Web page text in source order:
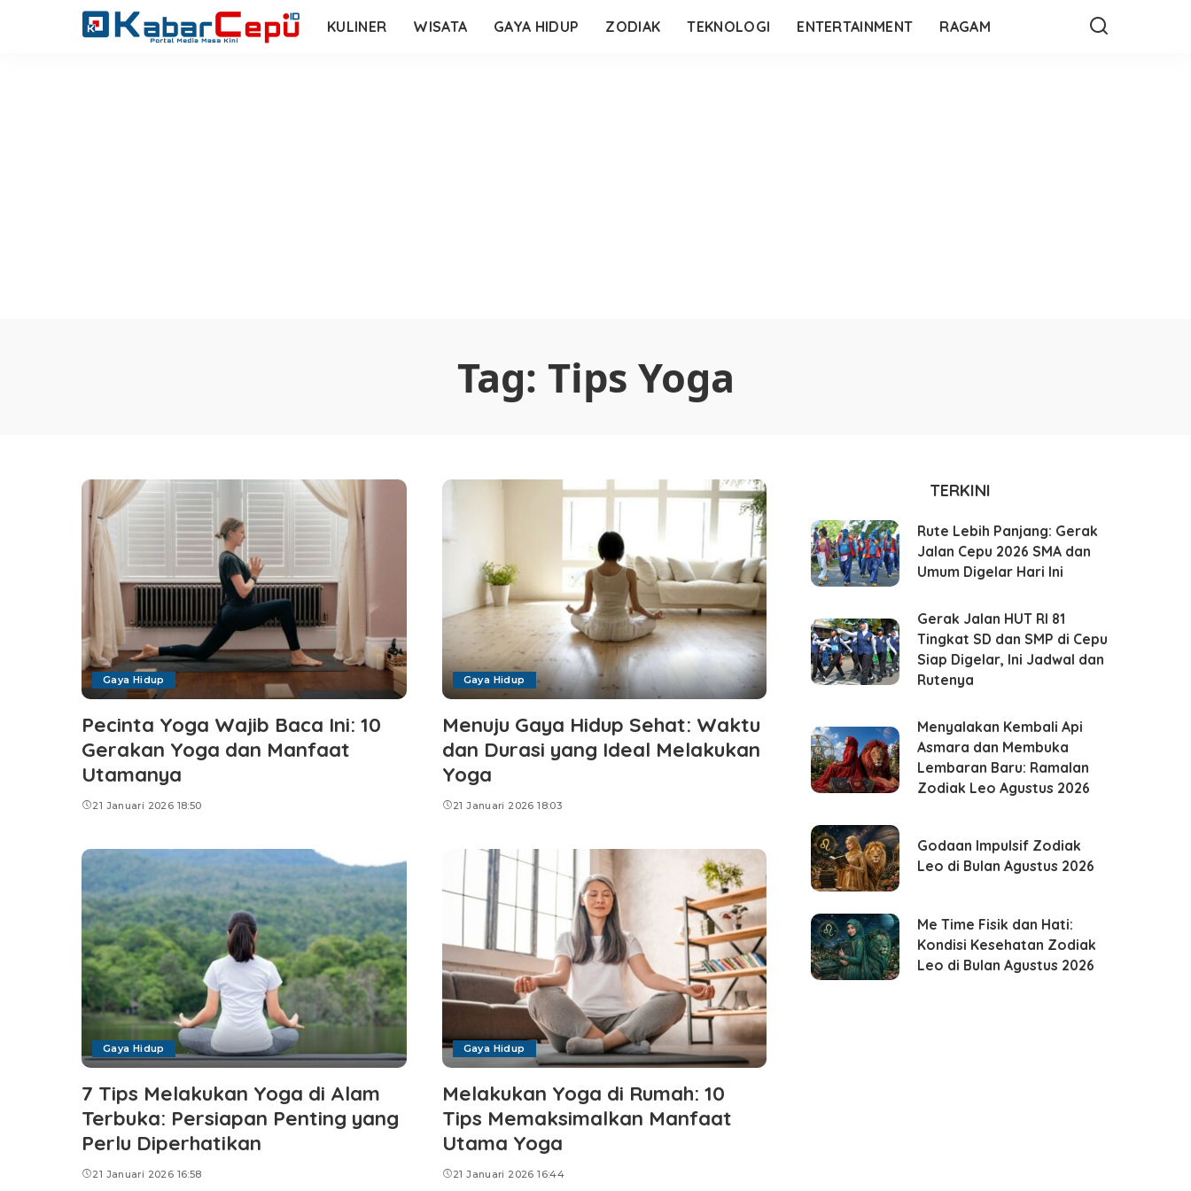
KULINER WISATA GAYA HIDUP ZODIAK TEKNOLOGI ENTERTAINMENT RAGAM
Tag: Tips Yoga
Gaya Hidup
Pecinta Yoga Wajib Baca Ini: 10
Gerakan Yoga dan Manfaat
Utamanya
21 Januari 2026 18:50
Gaya Hidup
Menuju Gaya Hidup Sehat: Waktu
dan Durasi yang Ideal Melakukan
Yoga
21 Januari 2026 18:03
Gaya Hidup
7 Tips Melakukan Yoga di Alam
Terbuka: Persiapan Penting yang
Perlu Diperhatikan
21 Januari 2026 16:58
Gaya Hidup
Melakukan Yoga di Rumah: 10
Tips Memaksimalkan Manfaat
Utama Yoga
21 Januari 2026 16:44
TERKINI
Rute Lebih Panjang: Gerak
Jalan Cepu 2026 SMA dan
Umum Digelar Hari Ini
Gerak Jalan HUT RI 81
Tingkat SD dan SMP di Cepu
Siap Digelar, Ini Jadwal dan
Rutenya
Menyalakan Kembali Api
Asmara dan Membuka
Lembaran Baru: Ramalan
Zodiak Leo Agustus 2026
Godaan Impulsif Zodiak
Leo di Bulan Agustus 2026
Me Time Fisik dan Hati:
Kondisi Kesehatan Zodiak
Leo di Bulan Agustus 2026